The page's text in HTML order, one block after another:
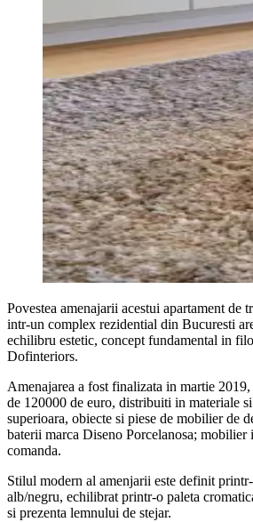
Povestea amenajarii acestui apartament de
intr-un complex rezidential din Bucuresti
echilibru estetic, concept fundamental in
Dofinteriors.
Amenajarea a fost finalizata in martie
de 120000 de euro, distribuiti in materiale
superioara, obiecte si piese de mobilier de
baterii marca Diseno Porcelanosa; mobilier
comanda.
Stilul modern al amenjarii este definit
alb/negru, echilibrat printr-o paleta
si prezenta lemnului de stejar.